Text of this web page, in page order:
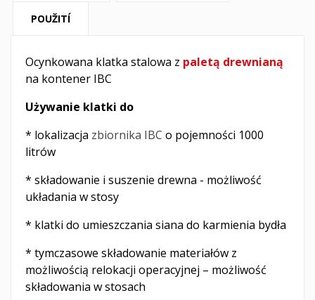
POUŽITÍ
Ocynkowana klatka stalowa z paletą drewnianą
na kontener IBC
Używanie klatki do
* lokalizacja zbiornika IBC o pojemności 1000
litrów
* składowanie i suszenie drewna - możliwość
układania w stosy
* klatki do umieszczania siana do karmienia bydła
* tymczasowe składowanie materiałów z
możliwością relokacji operacyjnej – możliwość
składowania w stosach